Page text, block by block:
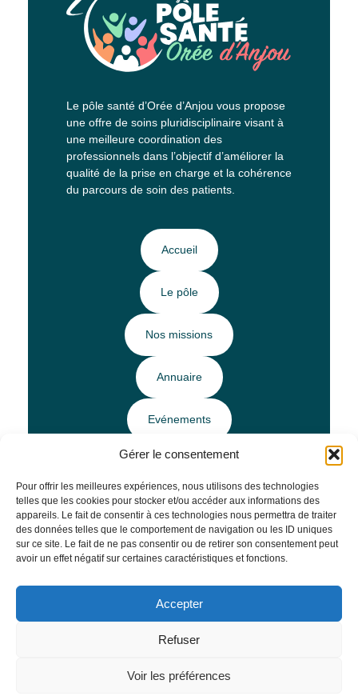
Gérer le consentement
Pour offrir les meilleures expériences, nous utilisons des technologies
telles que les cookies pour stocker et/ou accéder aux informations des
appareils. Le fait de consentir à ces technologies nous permettra de traiter
des données telles que le comportement de navigation ou les ID uniques
sur ce site. Le fait de ne pas consentir ou de retirer son consentement peut
avoir un effet négatif sur certaines caractéristiques et fonctions.
Accepter
Refuser
Voir les préférences
Le pôle santé d’Orée d’Anjou vous propose
une offre de soins pluridisciplinaire visant à
une meilleure coordination des
professionnels dans l’objectif d’améliorer la
qualité de la prise en charge et la cohérence
du parcours de soin des patients.
Accueil
Le pôle
Nos missions
Annuaire
Evénements
Ressources
Horaires et Infos pratiques
Mentions légales–Politique de confidentialité
Site réalisé parAgence Tool
EcoIndex : B à C